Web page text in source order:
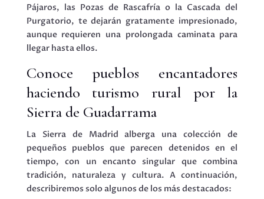
Pájaros, las Pozas de Rascafría o la Cascada del
Purgatorio, te dejarán gratamente impresionado,
aunque requieren una prolongada caminata para
llegar hasta ellos.
Conoce pueblos encantadores
haciendo turismo rural por la
Sierra de Guadarrama
La Sierra de Madrid alberga una colección de
pequeños pueblos que parecen detenidos en el
tiempo, con un encanto singular que combina
tradición, naturaleza y cultura. A continuación,
describiremos solo algunos de los más destacados: